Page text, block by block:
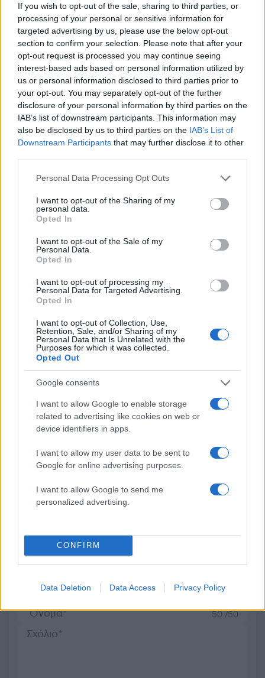
If you wish to opt-out of the sale, sharing to third parties, or
processing of your personal or sensitive information for
targeted advertising by us, please use the below opt-out
section to confirm your selection. Please note that after your
opt-out request is processed you may continue seeing
interest-based ads based on personal information utilized by
us or personal information disclosed to third parties prior to
your opt-out. You may separately opt-out of the further
disclosure of your personal information by third parties on the
IAB’s list of downstream participants. This information may
also be disclosed by us to third parties on the IAB’s List of
Downstream Participants that may further disclose it to other
Please note that this website/app uses one or more Google
not limited to your visit or usage behaviour. You may click to
grant or deny consent to Google and its third-party tags to
use your data for below specified purposes in below Google
consent section.
Personal Data Processing Opt Outs
I want to opt-out of the Sharing of my
personal data.
Opted In
I want to opt-out of the Sale of my
Personal Data.
Opted In
I want to opt-out of processing my
Personal Data for Targeted Advertising.
Opted In
I want to opt-out of Collection, Use,
Retention, Sale, and/or Sharing of my
Personal Data that Is Unrelated with the
Purposes for which it was collected.
Opted Out
Google consents
I want to allow Google to enable storage
related to advertising like cookies on web or
device identifiers in apps.
I want to allow my user data to be sent to
Google for online advertising purposes.
I want to allow Google to send me
personalized advertising.
CONFIRM
Data Deletion Data Access Privacy Policy
οδηγούσε. Δύο άνθρωποι έκαναν ψευδή
κατάθεση, είπαν πράγματα που δεν έγιναν ποτέ
και πλέον πρέπει να τελειώσει η ιστορία και να
αποδοθούν ευθύνες», είχε πει σε συνέντευξή
της η Μίνα Αρναούτη για το τροχαίο που
κόστισε τη ζωή του Παντελή Παντελίδη.
ΔΙΑΦΗΜΙΣΗ
Σχόλια
50 /50
Αν τα χάσατε
Καιρός «hot – dry – windy»
τις επόμενες 48 ώρες:
φωτιάς, συναγερμός σε 6
περιφέρειες
Σε 57χρονη
Λυκαβηττό - Από
θάνατός της